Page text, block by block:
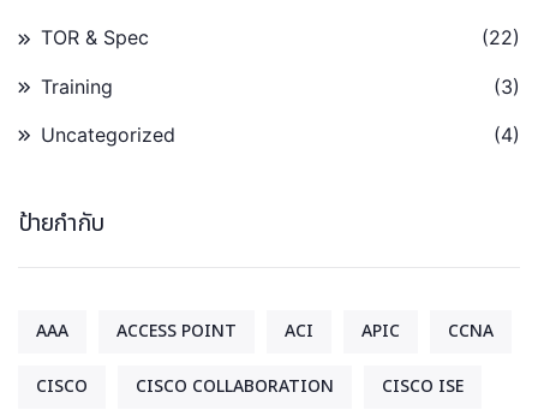
TOR & Spec (22)
Training (3)
Uncategorized (4)
ป้ายกำกับ
AAA ACCESS POINT ACI APIC CCNA
CISCO CISCO COLLABORATION CISCO ISE